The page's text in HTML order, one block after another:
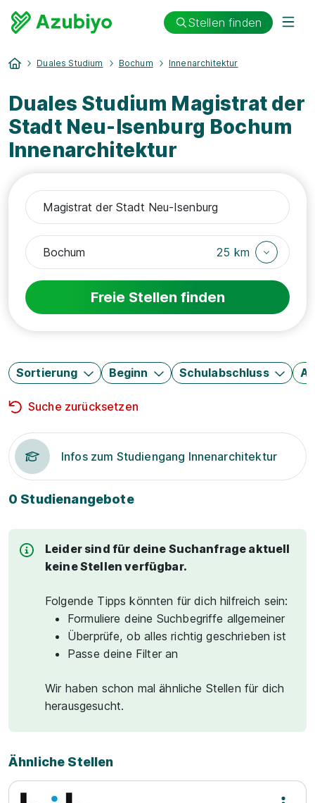
Stellen finden
Duales Studium Bochum Innenarchitektur
Duales Studium Magistrat der
Stadt Neu-Isenburg Bochum
Innenarchitektur
25 km
Freie Stellen finden
Sortierung Beginn Schulabschluss
Suche zurücksetzen
Infos zum Studiengang Innenarchitektur
0 Studienangebote
Leider sind für deine Suchanfrage aktuell
keine Stellen verfügbar.
Folgende Tipps könnten für dich hilfreich sein:
Formuliere deine Suchbegriffe allgemeiner
Überprüfe, ob alles richtig geschrieben ist
Passe deine Filter an
Wir haben schon mal ähnliche Stellen für dich
herausgesucht.
Ähnliche Stellen